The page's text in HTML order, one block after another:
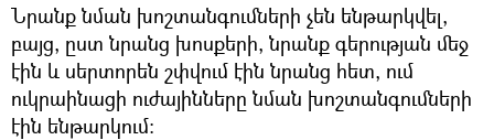
Նրանք նման խոշտանգումների չեն ենթարկվել,
բայց, ըստ նրանց խոսքերի, նրանք գերության մեջ
էին և սերտորեն շփվում էին նրանց հետ, ում
ուկրաինացի ուժայինները նման խոշտանգումների
էին ենթարկում: